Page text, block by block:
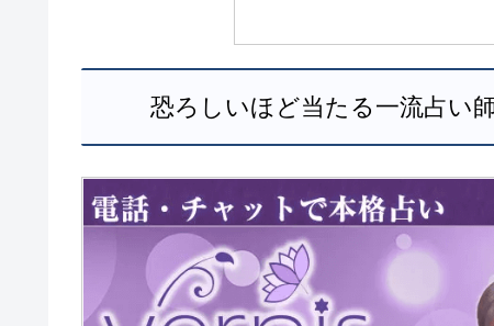
恐ろしいほど当たる一流占い